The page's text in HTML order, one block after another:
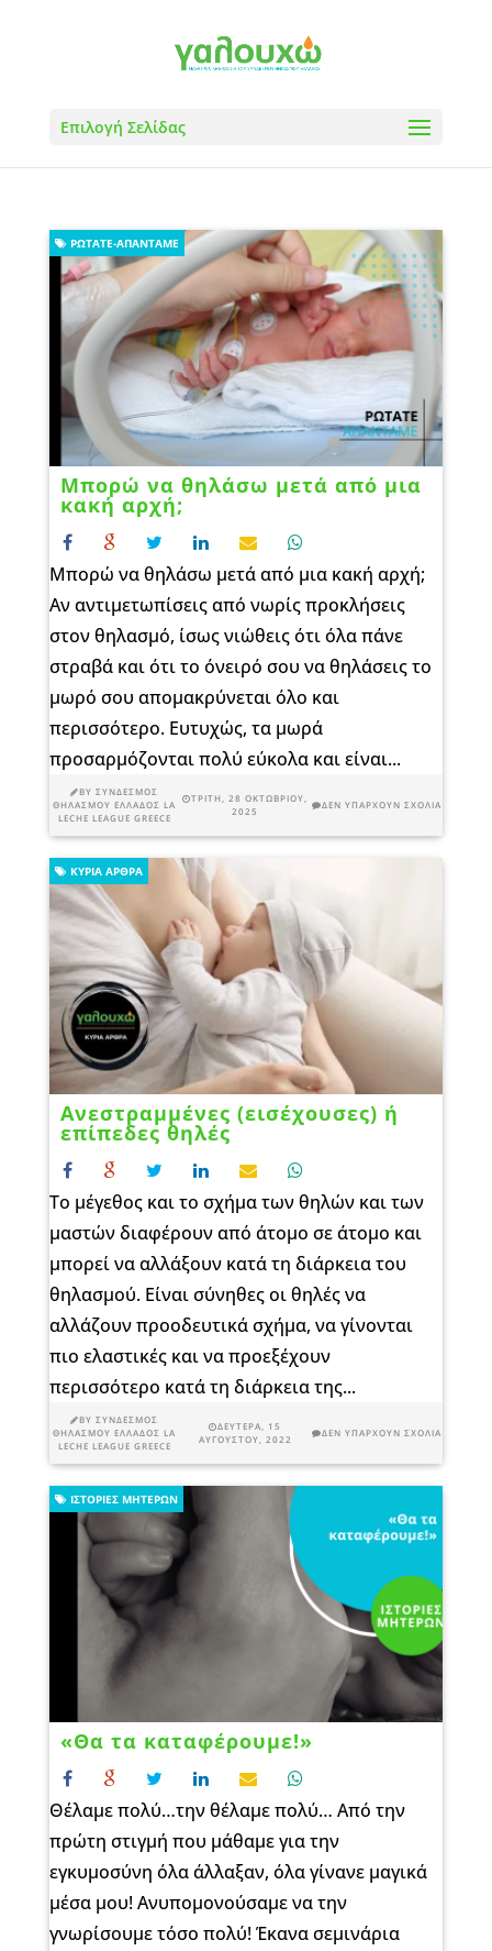
Επιλογή Σελίδας
Μπορώ να θηλάσω μετά από μια
κακή αρχή;
ΡΩΤΆΤΕ-ΑΠΑΝΤΆΜΕ
Μπορώ να θηλάσω μετά από μια κακή αρχή;
Αν αντιμετωπίσεις από νωρίς προκλήσεις
στον θηλασμό, ίσως νιώθεις ότι όλα πάνε
στραβά και ότι το όνειρό σου να θηλάσεις το
μωρό σου απομακρύνεται όλο και
περισσότερο. Ευτυχώς, τα μωρά
προσαρμόζονται πολύ εύκολα και είναι...
BYΣΎΝΔΕΣΜΟΣ
ΘΗΛΑΣΜΟΎ ΕΛΛΆΔΟΣ LA
LECHE LEAGUE GREECE
ΤΡΊΤΗ, 28 ΟΚΤΩΒΡΊΟΥ,
2025
ΔΕΝ ΥΠΆΡΧΟΥΝ ΣΧΌΛΙΑ
Aνεστραμμένες (εισέχουσες) ή
επίπεδες θηλές
ΚΎΡΙΑ ΆΡΘΡΑ
Το μέγεθος και το σχήμα των θηλών και των
μαστών διαφέρουν από άτομο σε άτομο και
μπορεί να αλλάξουν κατά τη διάρκεια του
θηλασμού. Είναι σύνηθες οι θηλές να
αλλάζουν προοδευτικά σχήμα, να γίνονται
πιο ελαστικές και να προεξέχουν
περισσότερο κατά τη διάρκεια της...
BYΣΎΝΔΕΣΜΟΣ
ΘΗΛΑΣΜΟΎ ΕΛΛΆΔΟΣ LA
LECHE LEAGUE GREECE
ΔΕΥΤΈΡΑ, 15
ΑΥΓΟΎΣΤΟΥ, 2022
ΔΕΝ ΥΠΆΡΧΟΥΝ ΣΧΌΛΙΑ
«Θα τα καταφέρουμε!»
ΙΣΤΟΡΊΕΣ ΜΗΤΈΡΩΝ
Θέλαμε πολύ…την θέλαμε πολύ… Από την
πρώτη στιγμή που μάθαμε για την
εγκυμοσύνη όλα άλλαξαν, όλα γίνανε μαγικά
μέσα μου! Ανυπομονούσαμε να την
γνωρίσουμε τόσο πολύ! Έκανα σεμινάρια